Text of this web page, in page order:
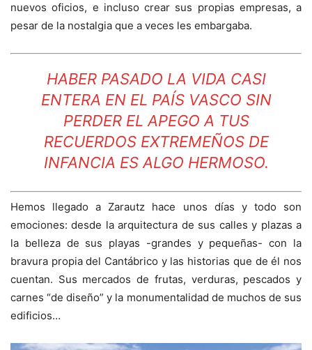
nuevos oficios, e incluso crear sus propias empresas, a
pesar de la nostalgia que a veces les embargaba.
HABER PASADO LA VIDA CASI
ENTERA EN EL PAÍS VASCO SIN
PERDER EL APEGO A TUS
RECUERDOS EXTREMEÑOS DE
INFANCIA ES ALGO HERMOSO.
Hemos llegado a Zarautz hace unos días y todo son
emociones: desde la arquitectura de sus calles y plazas a
la belleza de sus playas -grandes y pequeñas- con la
bravura propia del Cantábrico y las historias que de él nos
cuentan. Sus mercados de frutas, verduras, pescados y
carnes “de diseño” y la monumentalidad de muchos de sus
edificios…